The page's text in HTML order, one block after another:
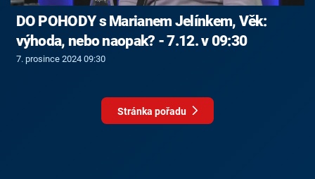
DO POHODY s Marianem Jelínkem, Věk:
výhoda, nebo naopak? - 7.12. v 09:30
7. prosince 2024 09:30
Stránka pořadu